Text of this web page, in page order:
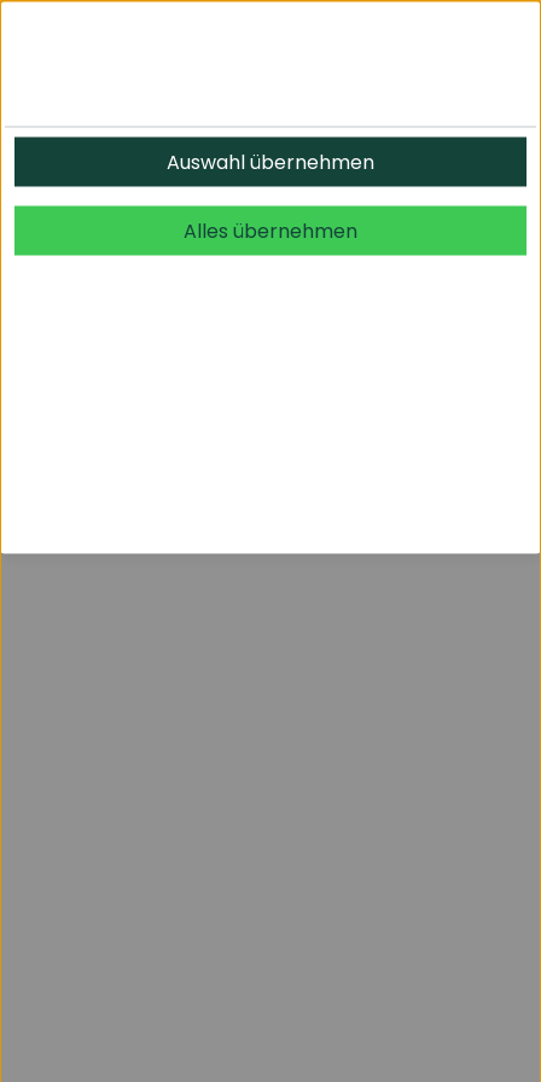
© 2026 undefined. alle Rechte vorbehalten.
Auswahl übernehmen
Alles übernehmen